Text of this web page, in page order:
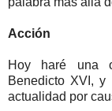
Acción
Hoy haré una
Benedicto XVI,
actualidad por